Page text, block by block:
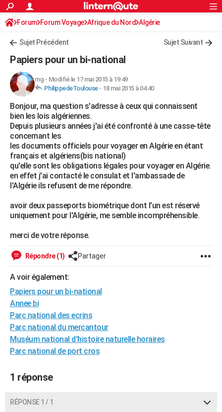
ACTUALITÉS
Politique
Société
Faits Divers
Education
Monde
Villes
+
FINANCE
Retraite
Impôts
Epargne
Immobilier
Risques naturels par ville
Banque
Assurance
Crédit
AUTO
Essais
Réserver un essai
Citadines
Berlines
SUV
Forum auto
+HIGH-TECH
Mobiles
Meilleur smartphone
Internet
Ordinateurs
Jeux vidéo
Guide high-tech
+BRICOLAGE
Forum
Aménagement intérieur
Extérieur
Cuisine
Salle de bains
Jardinage
Rangement
WEEK-END
Guides de France
Escapades
Patrimoine
Expositions
Musées
Week-end nature
LIFESTYLE
Art de vivre
Bien-être
Loisirs
Modes de vie
Alimentation
Guide de la santé
Maladies
Médicaments
Sommeil
VOYAGE
Destinations
City break
Voyage nature
Voyage de noces
Forum
Climat
+PHOTO
GUIDES D'ACHAT
BONS PLANS
CARTE DE VOEUX
Carte de Noël
Carte Bonne année
Carte Saint-Valentin
Carte Pâques
Carte d'anniversaire
DICTIONNAIRE
Dictionnaire
Biographies
Citations
Expressions
Proverbes
PROGRAMME TV
COPAINS D'AVANT
S'inscrire
Se connecter
Lycées
Collèges
Primaires
Universités
Entreprises
Service militaire
Avis de recherche
AVIS DE DÉCÈS
S'inscrire
Connexion
Forum Forum Voyage Afrique du Nord Algérie
Sujet Précédent Sujet Suivant
Papiers pour un bi-national
mg - Modifié le 17 mai 2015 à 19:49
PhilippedeToulouse- 18 mai 2015 à 04:40
Bonjour, ma question s'adresse à ceux qui connaissent
bien les lois algériennes.
Depuis plusieurs années j'ai été confronté à une casse-tête
concernant les
les documents officiels pour voyager en Algérie en étant
français et algériens(bis national)
qu'elle sont les obligations légales pour voyager en Algérie.
en effet j'ai contacté le consulat et l'ambassade de
l'Algérie ils refusent de me répondre.
avoir deux passeports biométrique dont l'un est réservé
uniquement pour l'Algérie, me semble incompréhensible.
merci de votre réponse.
Répondre (1) Partager
A voir également:
Papiers pour un bi-national
Annee bi
Parc national des ecrins
Parc national du mercantour
Muséum national d'histoire naturelle horaires
Parc national de port cros
1 réponse
RÉPONSE 1 / 1